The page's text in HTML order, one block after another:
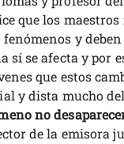
que los maestros
y
sí se afecta y por
que estos
y dista mucho
no
de la emisora